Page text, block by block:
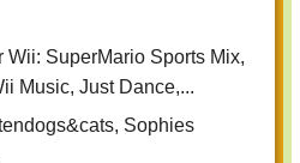
Wii: SuperMario Sports Mix,
Music, Just Dance,...
Sophies